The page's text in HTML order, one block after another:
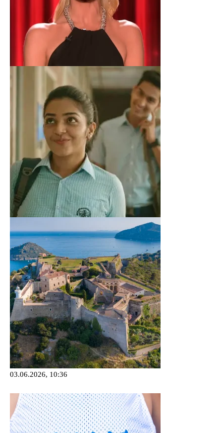
03.06.2026, 10:36